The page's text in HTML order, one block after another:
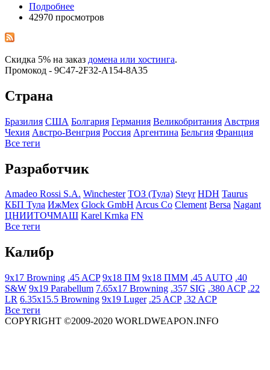
Подробнее
42970 просмотров
Скидка 5% на заказ домена или хостинга.
Промокод - 9C47-2F32-A154-8A35
Страна
Бразилия США Болгария Германия Великобритания Австрия
Чехия Австро-Венгрия Росcия Аргентина Бельгия Франция
Все теги
Разработчик
Amadeo Rossi S.A. Winchester ТОЗ (Тула) Steyr HDH Taurus
КБП Тула ИжМех Glock GmbH Arcus Co Clement Bersa Nagant
ЦНИИТОЧМАШ Karel Krnka FN
Все теги
Калибр
9x17 Browning .45 ACP 9x18 ПМ 9x18 ПММ .45 AUTO .40
S&W 9x19 Parabellum 7.65x17 Browning .357 SIG .380 ACP .22
LR 6.35x15.5 Browning 9x19 Luger .25 ACP .32 ACP
Все теги
COPYRIGHT ©2009-2020 WORLDWEAPON.INFO